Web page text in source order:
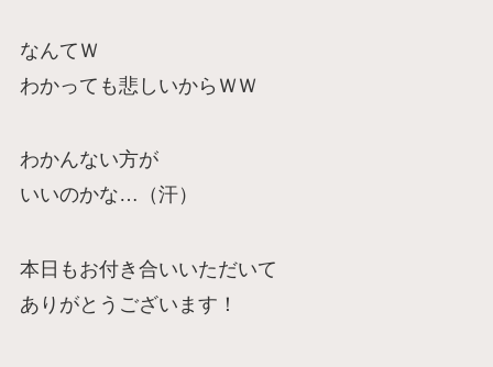
なんてＷ
わかっても悲しいからＷＷ
わかんない方が
いいのかな…（汗）
本日もお付き合いいただいて
ありがとうございます！